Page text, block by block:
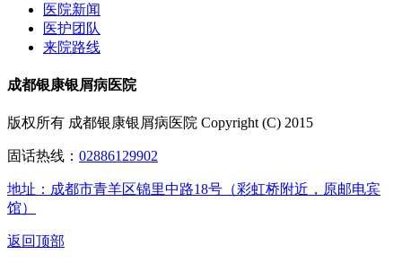
医院新闻
医护团队
来院路线
成都银康银屑病医院
版权所有 成都银康银屑病医院 Copyright (C) 2015
固话热线： 02886129902
地址：成都市青羊区锦里中路18号（彩虹桥附近，原邮电宾
馆）
返回顶部